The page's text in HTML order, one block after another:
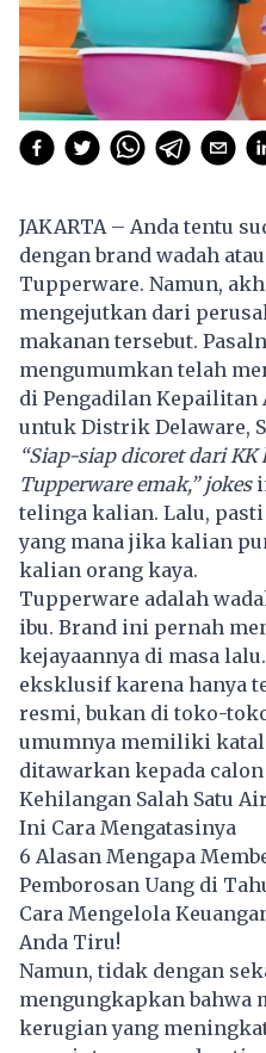
JAKARTA – Anda tentu
dengan brand wadah
Tupperware. Namun,
mengejutkan dari
makanan tersebut.
mengumumkan telah
di Pengadilan Kepailitan
untuk Distrik Delaware,
“Siap-siap dicoret dari
Tupperware emak,” jokes
telinga kalian. Lalu,
yang mana jika kalian
kalian orang kaya.
Tupperware adalah
ibu. Brand ini pernah
kejayaannya di masa
eksklusif karena hanya
resmi, bukan di toko-
umumnya memiliki
ditawarkan kepada
Kehilangan Salah Satu
Ini Cara Mengatasinya
6 Alasan Mengapa
Pemborosan Uang di
Cara Mengelola
Anda Tiru!
Namun, tidak dengan
mengungkapkan bahwa
kerugian yang